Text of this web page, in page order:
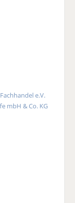
e.V.
mbH & Co. KG